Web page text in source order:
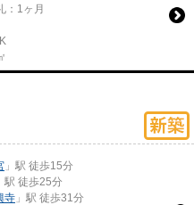
：1ヶ月
」駅 徒歩15分
駅 徒歩25分
寺 」駅 徒歩31分